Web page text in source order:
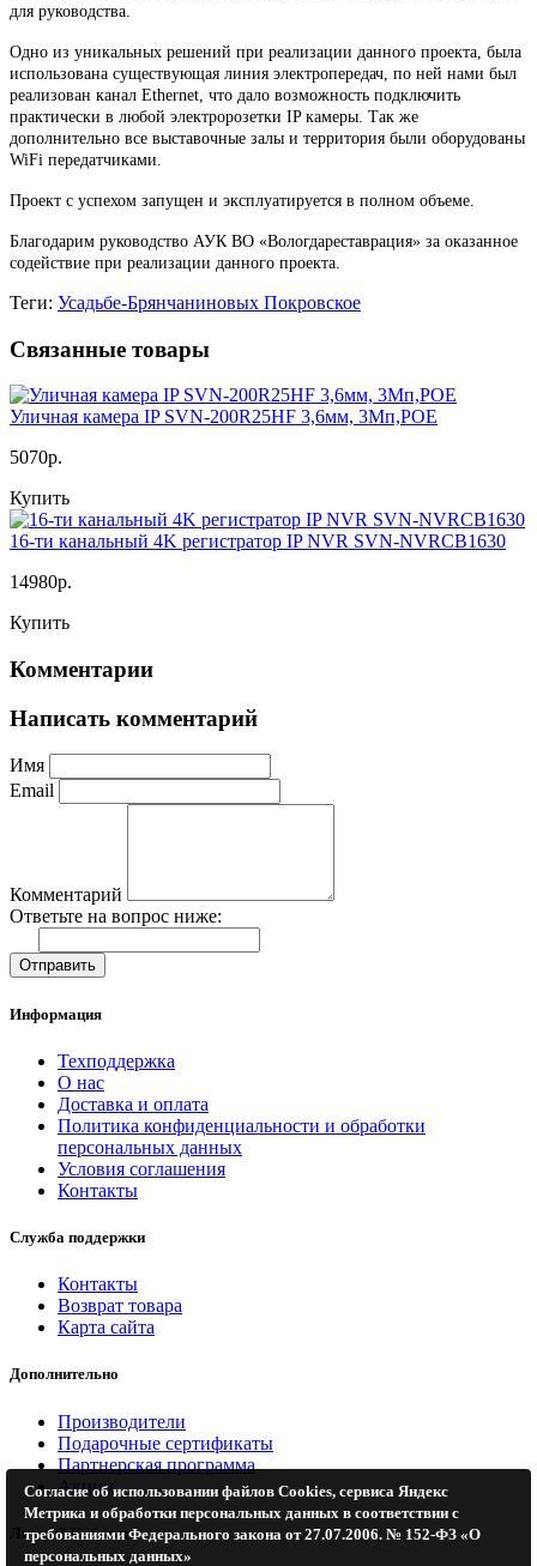
для руководства.
Одно из уникальных решений при реализации данного проекта, была
использована существующая линия электропередач, по ней нами был
реализован канал Ethernet, что дало возможность подключить
практически в любой электророзетки IP камеры. Так же
дополнительно все выставочные залы и территория были оборудованы
WiFi передатчиками.
Проект с успехом запущен и эксплуатируется в полном объеме.
Благодарим руководство АУК ВО «Вологдареставрация» за оказанное
содействие при реализации данного проекта.
Теги: Усадьбе-Брянчаниновых Покровское
Связанные товары
Уличная камера IP SVN-200R25HF 3,6мм, 3Мп,POE
5070р.
Купить
16-ти канальный 4K регистратор IP NVR SVN-NVRCB1630
14980р.
Купить
Комментарии
Написать комментарий
Имя
Email
Комментарий
Ответьте на вопрос ниже:
Отправить
Информация
Техподдержка
О нас
Доставка и оплата
Политика конфиденциальности и обработки
персональных данных
Условия соглашения
Контакты
Служба поддержки
Контакты
Возврат товара
Карта сайта
Дополнительно
Производители
Подарочные сертификаты
Партнерская программа
Акции
Личный Кабинет
Согласие об использовании файлов Cookies, сервиса Яндекс
Метрика и обработки персональных данных в соответствии с
требованиями Федерального закона от 27.07.2006. № 152-ФЗ «О
персональных данных»